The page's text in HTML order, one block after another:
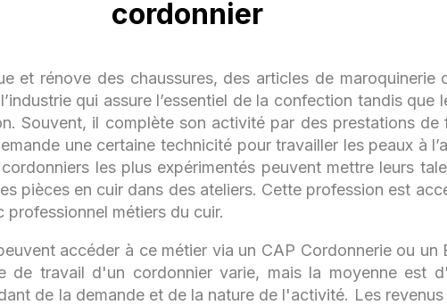
cordonnier
et rénove des chaussures, des articles de maroquinerie
qui assure l’essentiel de la confection tandis que
Souvent, il complète son activité par des prestations
une certaine technicité pour travailler les peaux à
les plus expérimentés peuvent mettre leurs
pièces en cuir dans des ateliers. Cette profession est
métiers du cuir.
accéder à ce métier via un CAP Cordonnerie ou un
de travail d'un cordonnier varie, mais la moyenne est
de la demande et de la nature de l'activité. Les